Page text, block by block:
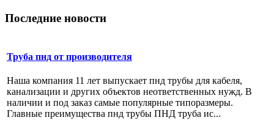
Последние новости
Труба пнд от производителя
Наша компания 11 лет выпускает пнд трубы для кабеля,
канализации и других объектов неответственных нужд. В
наличии и под заказ самые популярные типоразмеры.
Главные преимущества пнд трубы ПНД труба ис...